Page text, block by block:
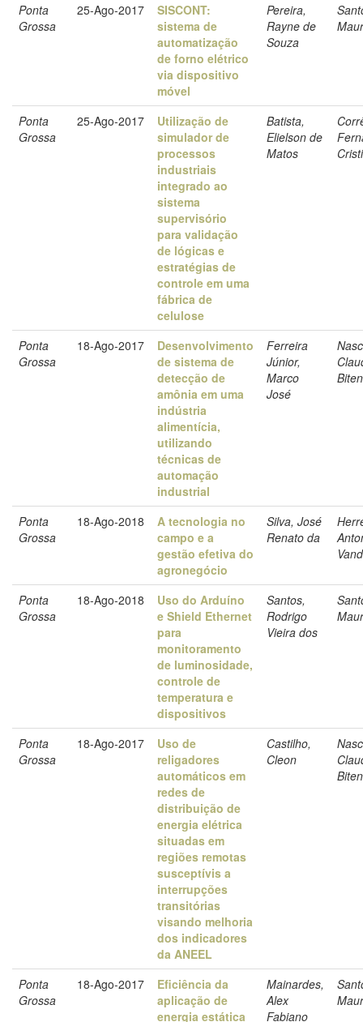
Ponta
Grossa
25-Ago-2017
SISCONT:
sistema de
automatização
de forno elétrico
via dispositivo
móvel
Pereira,
Rayne de
Souza
Ponta
Grossa
25-Ago-2017
Utilização de
simulador de
processos
industriais
integrado ao
sistema
supervisório
para validação
de lógicas e
estratégias de
controle em uma
fábrica de
celulose
Batista,
Elielson de
Matos
Ponta
Grossa
18-Ago-2017
Desenvolvimento
de sistema de
detecção de
amônia em uma
indústria
alimentícia,
utilizando
técnicas de
automação
industrial
Ferreira
Júnior,
Marco
José
Ponta
Grossa
18-Ago-2018
A tecnologia no
campo e a
gestão efetiva do
agronegócio
Silva, José
Renato da
Ponta
Grossa
18-Ago-2018
Uso do Arduíno
e Shield Ethernet
para
monitoramento
de luminosidade,
controle de
temperatura e
dispositivos
Santos,
Rodrigo
Vieira dos
Ponta
Grossa
18-Ago-2017
Uso de
religadores
automáticos em
redes de
distribuição de
energia elétrica
situadas em
regiões remotas
susceptívis a
interrupções
transitórias
visando melhoria
dos indicadores
da ANEEL
Castilho,
Cleon
Ponta
Grossa
18-Ago-2017
Eficiência da
aplicação de
energia estática
Mainardes,
Alex
Fabiano